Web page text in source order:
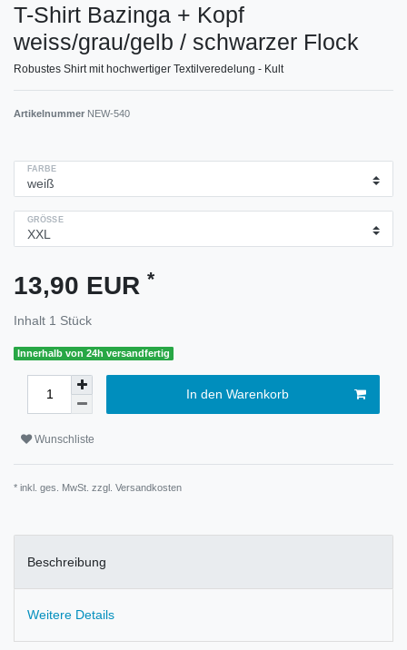
T-Shirt Bazinga + Kopf
weiss/grau/gelb / schwarzer Flock
Robustes Shirt mit hochwertiger Textilveredelung - Kult
Artikelnummer NEW-540
FARBE
GRÖSSE
13,90 EUR *
Inhalt 1 Stück
Innerhalb von 24h versandfertig
In den Warenkorb
Wunschliste
* inkl. ges. MwSt. zzgl. Versandkosten
Beschreibung
Weitere Details